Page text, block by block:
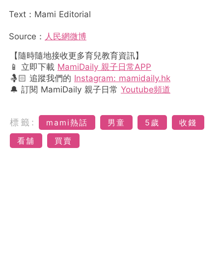
Text：Mami Editorial
Source： 人民網微博
【隨時隨地接收更多育兒教育資訊】
📱 立即下載 MamiDaily 親子日常APP
🤱🏻 追蹤我們的 Instagram: mamidaily.hk
🔔 訂閱 MamiDaily 親子日常 Youtube頻道
標籤: mami熱話 男童 5歲
收錢
看舖
買賣